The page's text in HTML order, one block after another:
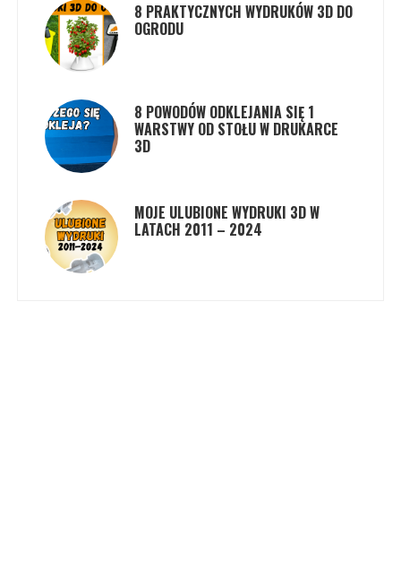
8 PRAKTYCZNYCH WYDRUKÓW 3D DO
OGRODU
8 POWODÓW ODKLEJANIA SIĘ 1
WARSTWY OD STOŁU W DRUKARCE
3D
MOJE ULUBIONE WYDRUKI 3D W
LATACH 2011 – 2024